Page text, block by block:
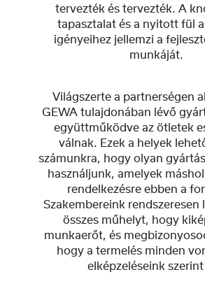
tervezték és tervezték. A
tapasztalat és a nyitott fül a
igényeihez jellemzi a
munkáját.
Világszerte a partnerségen
GEWA tulajdonában lévő
együttműködve az ötletek
válnak. Ezek a helyek
számunkra, hogy olyan
használjunk, amelyek
rendelkezésre ebben a
Szakembereink rendszeresen
összes műhelyt, hogy
munkaerőt, és
hogy a termelés minden
elképzeléseink